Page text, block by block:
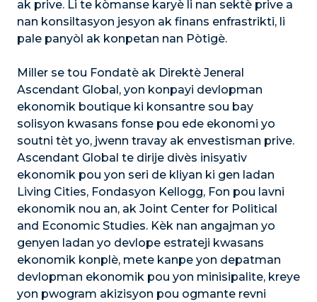
ak prive. Li te kòmanse karyè li nan sektè prive a
nan konsiltasyon jesyon ak finans enfrastrikti, li
pale panyòl ak konpetan nan Pòtigè.
Miller se tou Fondatè ak Direktè Jeneral
Ascendant Global, yon konpayi devlopman
ekonomik boutique ki konsantre sou bay
solisyon kwasans fonse pou ede ekonomi yo
soutni tèt yo, jwenn travay ak envestisman prive.
Ascendant Global te dirije divès inisyativ
ekonomik pou yon seri de kliyan ki gen ladan
Living Cities, Fondasyon Kellogg, Fon pou lavni
ekonomik nou an, ak Joint Center for Political
and Economic Studies. Kèk nan angajman yo
genyen ladan yo devlope estrateji kwasans
ekonomik konplè, mete kanpe yon depatman
devlopman ekonomik pou yon minisipalite, kreye
yon pwogram akizisyon pou ogmante revni